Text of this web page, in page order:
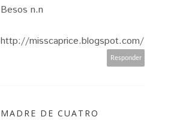
Besos n.n
http://misscaprice.blogspot.com/
Responder
MADRE DE CUATRO